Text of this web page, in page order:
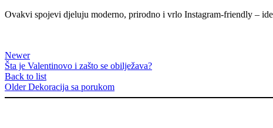
Ovakvi spojevi djeluju moderno, prirodno i vrlo Instagram‑friendly –
Newer
Šta je Valentinovo i zašto se obilježava?
Back to list
Older Dekoracija sa porukom